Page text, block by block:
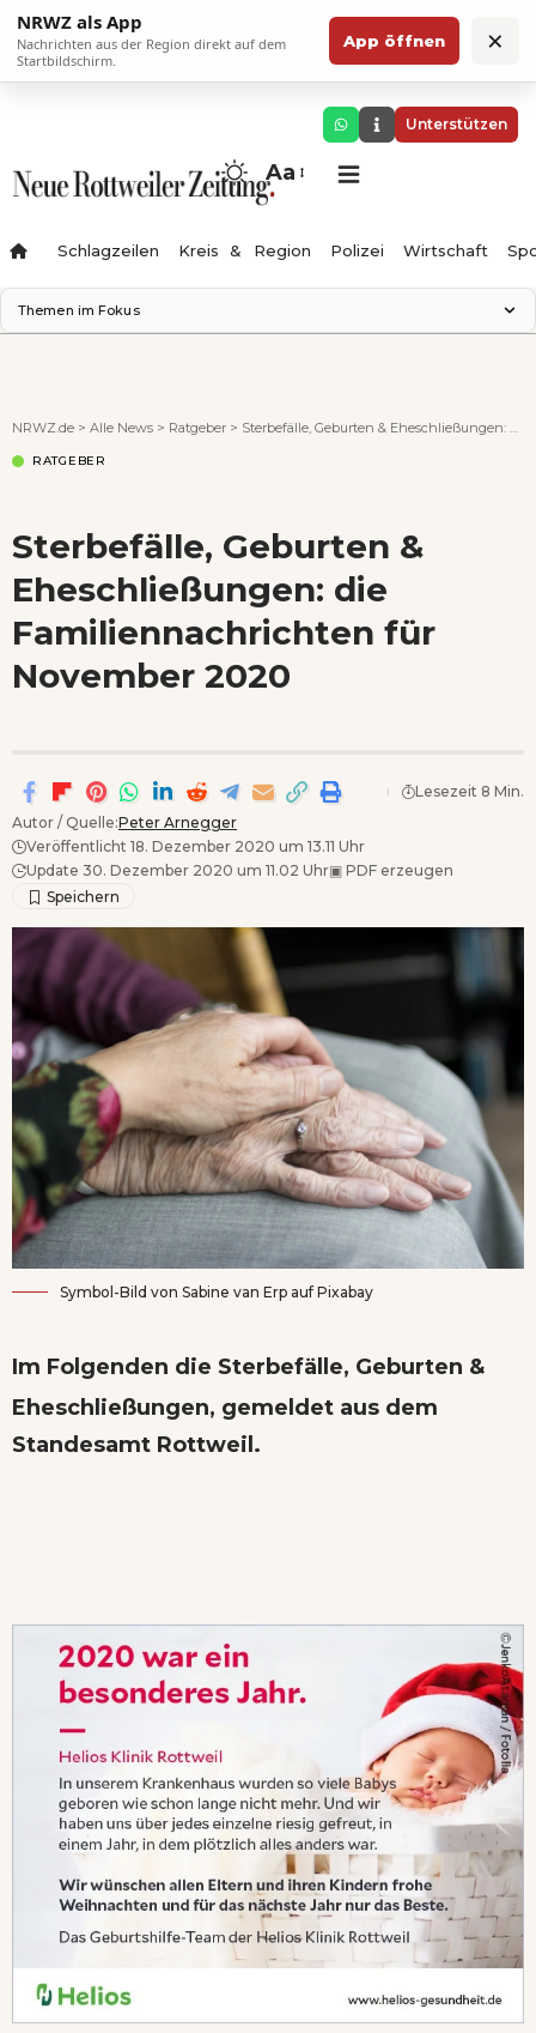
NRWZ als App
Nachrichten aus der Region direkt auf dem
Startbildschirm.
App öffnen ×
Unterstützen
Aa
Schlagzeilen Kreis & Region Polizei Wirtschaft
Themen im Fokus
Ferienzauber '26
Testturm
Wenn Orte erzählen ...
NRWZ.de > Alle News > Ratgeber > Sterbefälle, Geburten & Eheschließungen: die Familiennachrichten für November 2020
RATGEBER
Sterbefälle, Geburten &
Eheschließungen: die
Familiennachrichten für
November 2020
Autor / Quelle:Peter Arnegger
Veröffentlicht 18. Dezember 2020 um 13.11 Uhr
Update 30. Dezember 2020 um 11.02 Uhr▣ PDF erzeugen
Lesezeit 8 Min.
Symbol-Bild von Sabine van Erp auf Pixabay
Im Folgenden die Sterbefälle, Geburten &
Eheschließungen, gemeldet aus dem
Standesamt Rottweil.